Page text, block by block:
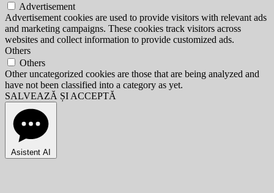
Advertisement
Advertisement cookies are used to provide visitors with relevant ads
and marketing campaigns. These cookies track visitors across
websites and collect information to provide customized ads.
Others
Others
Other uncategorized cookies are those that are being analyzed and
have not been classified into a category as yet.
SALVEAZĂ ȘI ACCEPTĂ
Asistent AI